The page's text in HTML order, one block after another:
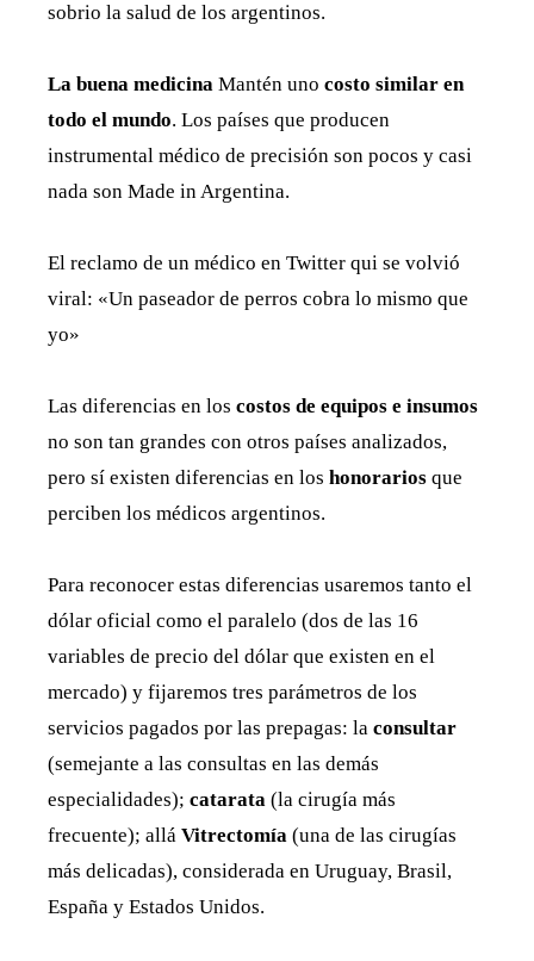
sobrio la salud de los argentinos.
La buena medicina Mantén uno costo similar en
todo el mundo. Los países que producen
instrumental médico de precisión son pocos y casi
nada son Made in Argentina.
El reclamo de un médico en Twitter qui se volvió
viral: «Un paseador de perros cobra lo mismo que
yo»
Las diferencias en los costos de equipos e insumos
no son tan grandes con otros países analizados,
pero sí existen diferencias en los honorarios que
perciben los médicos argentinos.
Para reconocer estas diferencias usaremos tanto el
dólar oficial como el paralelo (dos de las 16
variables de precio del dólar que existen en el
mercado) y fijaremos tres parámetros de los
servicios pagados por las prepagas: la consultar
(semejante a las consultas en las demás
especialidades); catarata (la cirugía más
frecuente); allá Vitrectomía (una de las cirugías
más delicadas), considerada en Uruguay, Brasil,
España y Estados Unidos.